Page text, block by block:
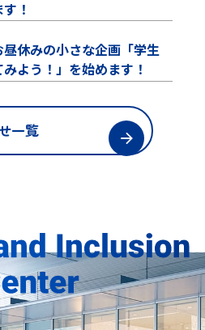
！
休みの小さな企画「学生
よう！」を始めます！
一覧